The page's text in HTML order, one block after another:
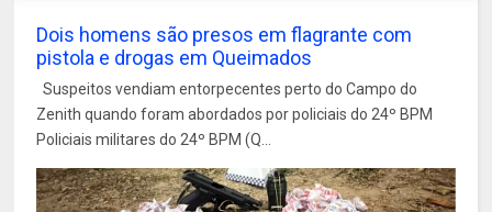
Dois homens são presos em flagrante com
pistola e drogas em Queimados
Suspeitos vendiam entorpecentes perto do Campo do
Zenith quando foram abordados por policiais do 24º BPM
Policiais militares do 24º BPM (Q...